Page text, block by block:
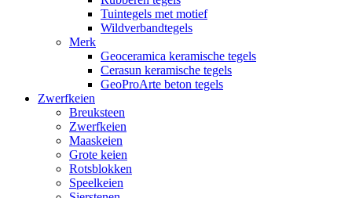
Tuintegels met motief
Wildverbandtegels
Merk
Geoceramica keramische tegels
Cerasun keramische tegels
GeoProArte beton tegels
Zwerfkeien
Breuksteen
Zwerfkeien
Maaskeien
Grote keien
Rotsblokken
Speelkeien